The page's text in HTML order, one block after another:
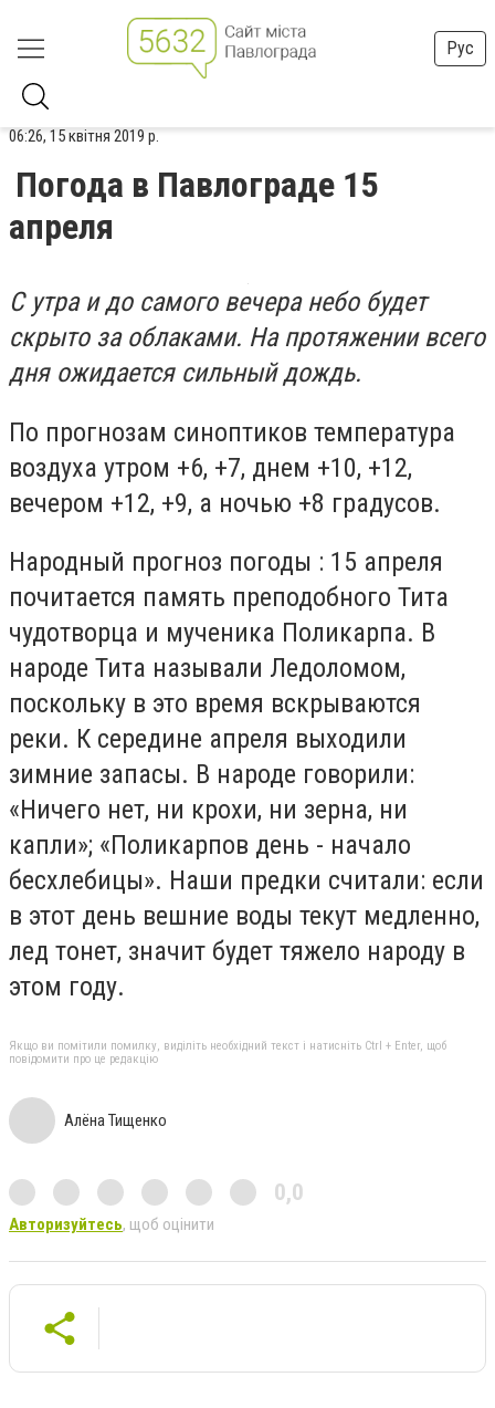
Рус
06:26, 15 квітня 2019 р.
Погода в Павлограде 15
апреля
С утра и до самого вечера небо будет
скрыто за облаками. На протяжении всего
дня ожидается сильный дождь.
По прогнозам синоптиков температура
воздуха утром +6, +7, днем +10, +12,
вечером +12, +9, а ночью +8 градусов.
Народный прогноз погоды : 15 апреля
почитается память преподобного Тита
чудотворца и мученика Поликарпа. В
народе Тита называли Ледоломом,
поскольку в это время вскрываются
реки. К середине апреля выходили
зимние запасы. В народе говорили:
«Ничего нет, ни крохи, ни зерна, ни
капли»; «Поликарпов день - начало
бесхлебицы». Наши предки считали: если
в этот день вешние воды текут медленно,
лед тонет, значит будет тяжело народу в
этом году.
Якщо ви помітили помилку, виділіть необхідний текст і натисніть Ctrl + Enter, щоб
повідомити про це редакцію
Алёна Тищенко
0,0
Авторизуйтесь, щоб оцінити